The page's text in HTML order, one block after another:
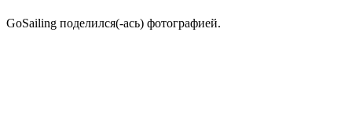
GoSailing поделился(-ась) фотографией.